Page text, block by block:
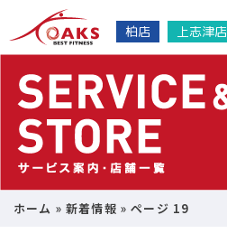
柏店 上志津店
ホーム »新着情報 »ページ 19